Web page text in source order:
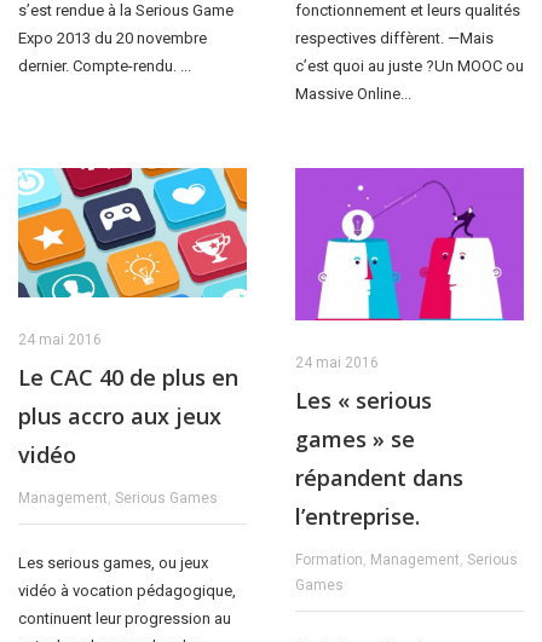
s’est rendue à la Serious Game
Expo 2013 du 20 novembre
dernier. Compte-rendu. ...
fonctionnement et leurs qualités
respectives diffèrent. —Mais
c’est quoi au juste ?Un MOOC ou
Massive Online...
Le CAC 40 de plus en
plus accro aux jeux
vidéo
Management Serious Games
24 mai 2016
Les serious games, ou jeux
vidéo à vocation pédagogique,
continuent leur progression au
Les « serious
games » se
répandent dans
l’entreprise.
Formation, Management, Serious
Games
24 mai 2016